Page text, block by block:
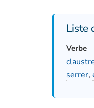
Liste
Verbe
serrer,